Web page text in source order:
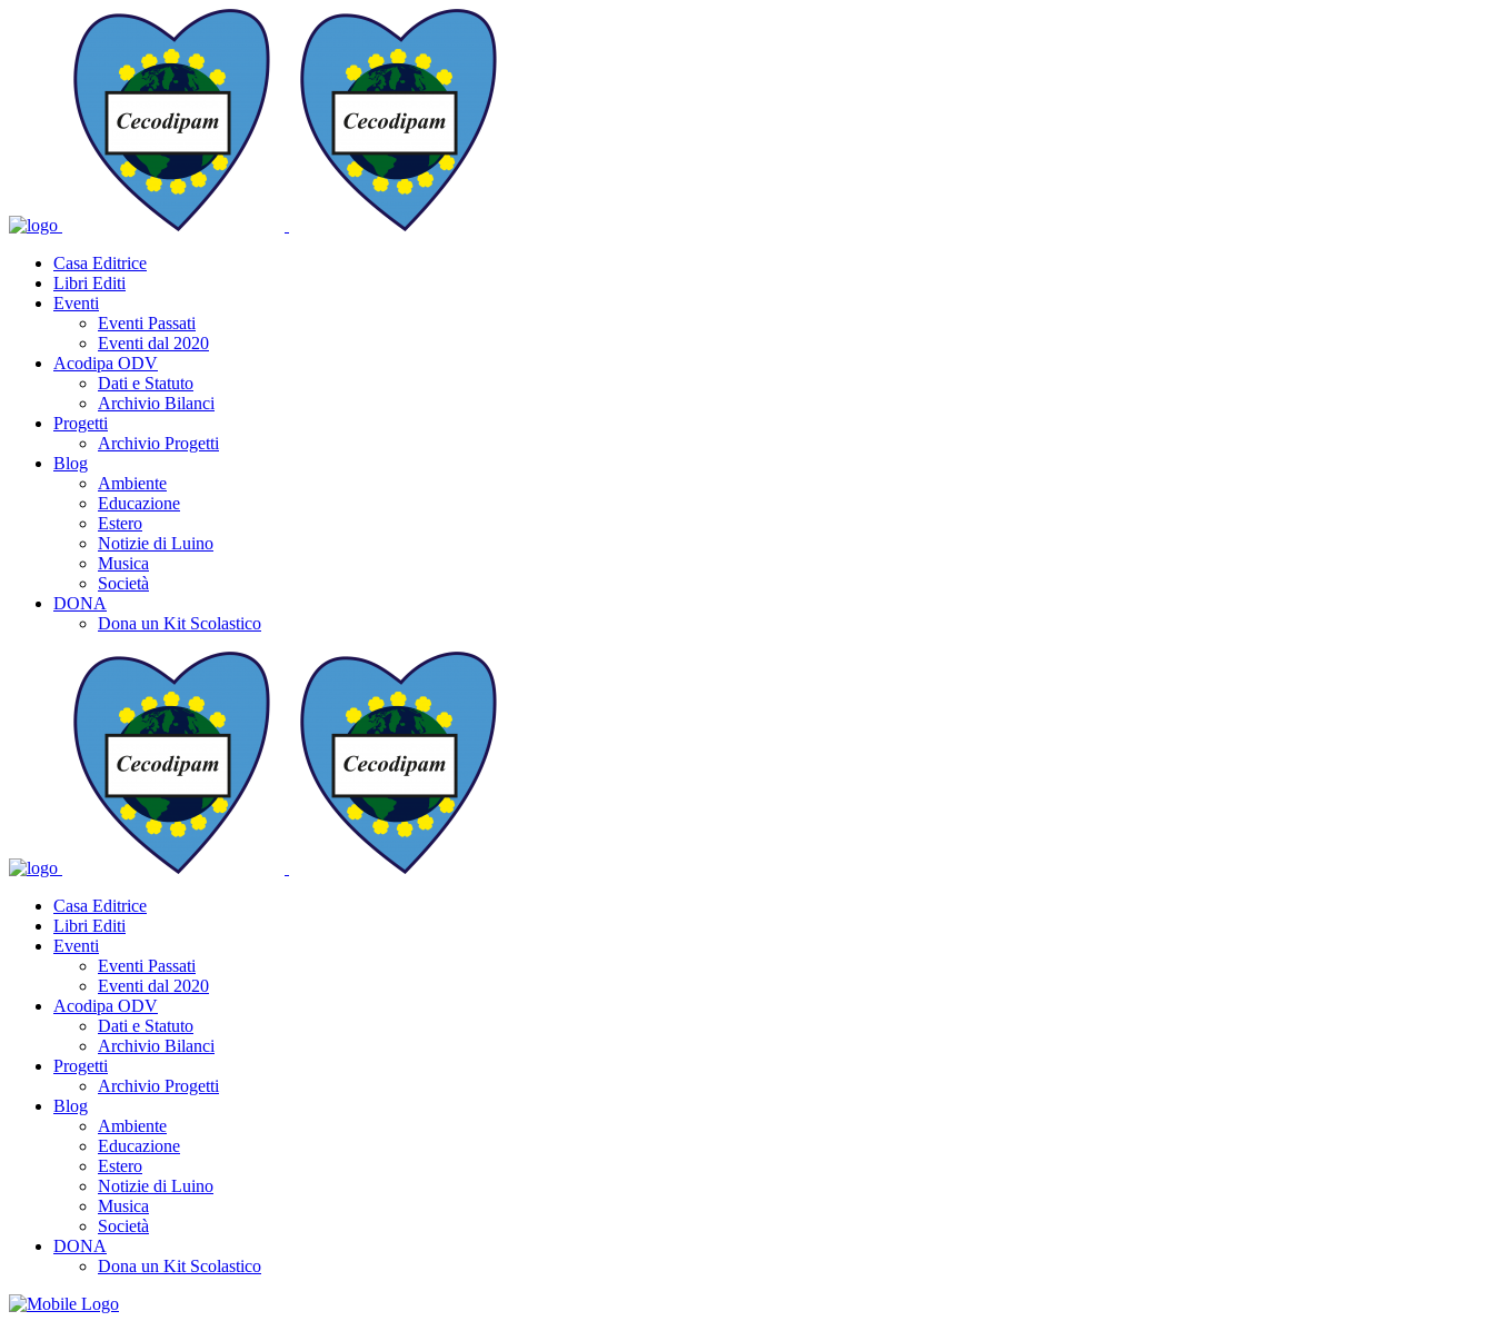
Casa Editrice
Libri Editi
Eventi
Eventi Passati
Eventi dal 2020
Acodipa ODV
Dati e Statuto
Archivio Bilanci
Progetti
Archivio Progetti
Blog
Ambiente
Educazione
Estero
Notizie di Luino
Musica
Società
DONA
Dona un Kit Scolastico
Casa Editrice
Libri Editi
Eventi
Eventi Passati
Eventi dal 2020
Acodipa ODV
Dati e Statuto
Archivio Bilanci
Progetti
Archivio Progetti
Blog
Ambiente
Educazione
Estero
Notizie di Luino
Musica
Società
DONA
Dona un Kit Scolastico